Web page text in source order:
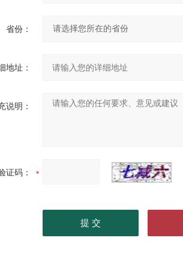
省份：
地址：
说明：
证码：